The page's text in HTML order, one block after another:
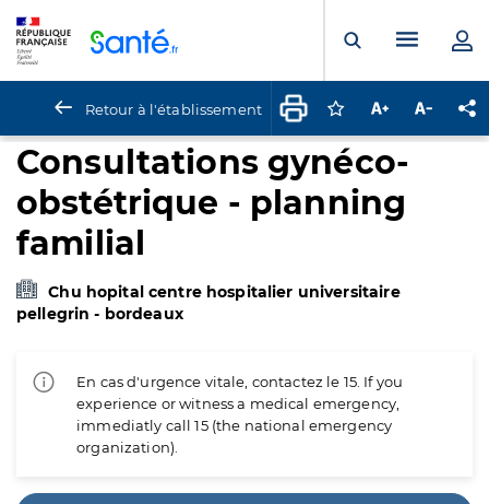
Ouvrir laMenu
Retour à l'établissement Connectez-vous
Augmenter la
Consultations gynéco-
obstétrique - planning
familial
Chu hopital centre hospitalier universitaire
pellegrin - bordeaux
En cas d'urgence vitale, contactez le 15. If you
experience or witness a medical emergency,
immediatly call 15 (the national emergency
organization).